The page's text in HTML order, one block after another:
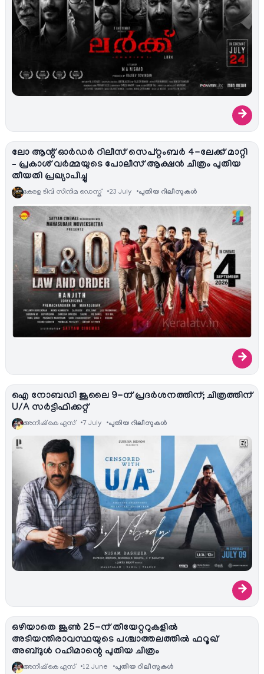
→
ലോ ആന്റ് ഓര്‍ഡർ റിലീസ് സെപ്റ്റംബർ 4-ലേക്ക് മാറ്റി
– പ്രകാശ് വർമ്മയുടെ പോലീസ് ആക്ഷൻ ചിത്രം പുതിയ
തീയതി പ്രഖ്യാപിച്ചു
കേരള ടിവി സിനിമ ഡെസ്ക് 23 July പുതിയ റിലീസുകള്‍
→
ഐ നോബഡി ജൂലൈ 9-ന് പ്രദർശനത്തിന്; ചിത്രത്തിന്
U/A സർട്ടിഫിക്കറ്റ്
അനീഷ്‌ കെ എസ് 7 July പുതിയ റിലീസുകള്‍
→
ഒഴിയാതെ ജൂൺ 25-ന് തീയേറ്ററുകളിൽ
അടിയന്തിരാവസ്ഥയുടെ പശ്ചാത്തലത്തിൽ ഫറൂഖ്
അബ്ദുൾ റഹിമാന്റെ പുതിയ ചിത്രം
അനീഷ്‌ കെ എസ് 12 June പുതിയ റിലീസുകള്‍